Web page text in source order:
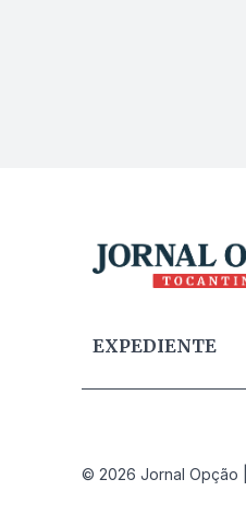
EXPEDIENTE
© 2026 Jornal Opção